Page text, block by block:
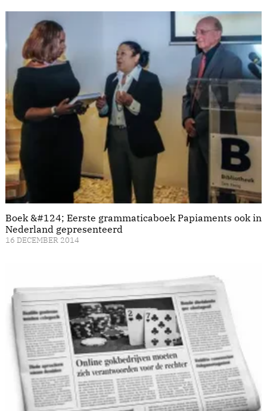
Boek &#124; Eerste grammaticaboek Papiaments ook in
Nederland gepresenteerd
16 DECEMBER 2014